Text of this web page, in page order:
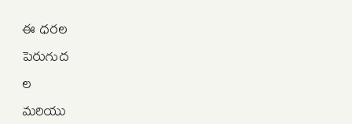
ఈ ధరల
పెరుగుద
ల
మరియు